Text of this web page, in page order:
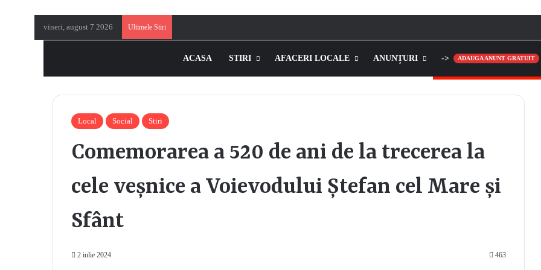
vineri, august 7 2026 Ultimele Stiri
ACASA STIRI AFACERI LOCALE ANUNȚURI -> ADAUGA ANUNT GRATUIT
Local Social Stiri
Comemorarea a 520 de ani de la trecerea la
cele veșnice a Voievodului Ștefan cel Mare și
Sfânt
2 iulie 2024 463